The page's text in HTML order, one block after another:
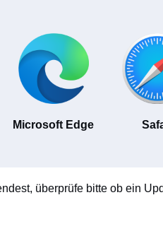
Microsoft Edge
überprüfe bitte ob ein